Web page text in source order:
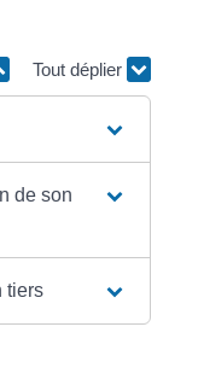
Tout déplier
de son
tiers